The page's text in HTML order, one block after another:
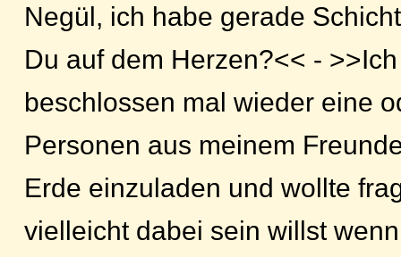
Negül, ich habe gerade
Du auf dem Herzen?<< -
beschlossen mal wieder eine
Personen aus meinem
Erde einzuladen und wollte
vielleicht dabei sein willst